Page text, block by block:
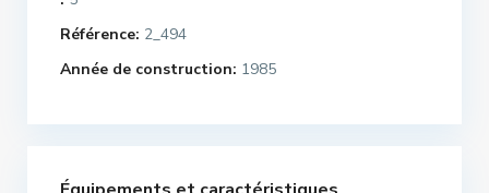
Référence: 2_494
Année de construction: 1985